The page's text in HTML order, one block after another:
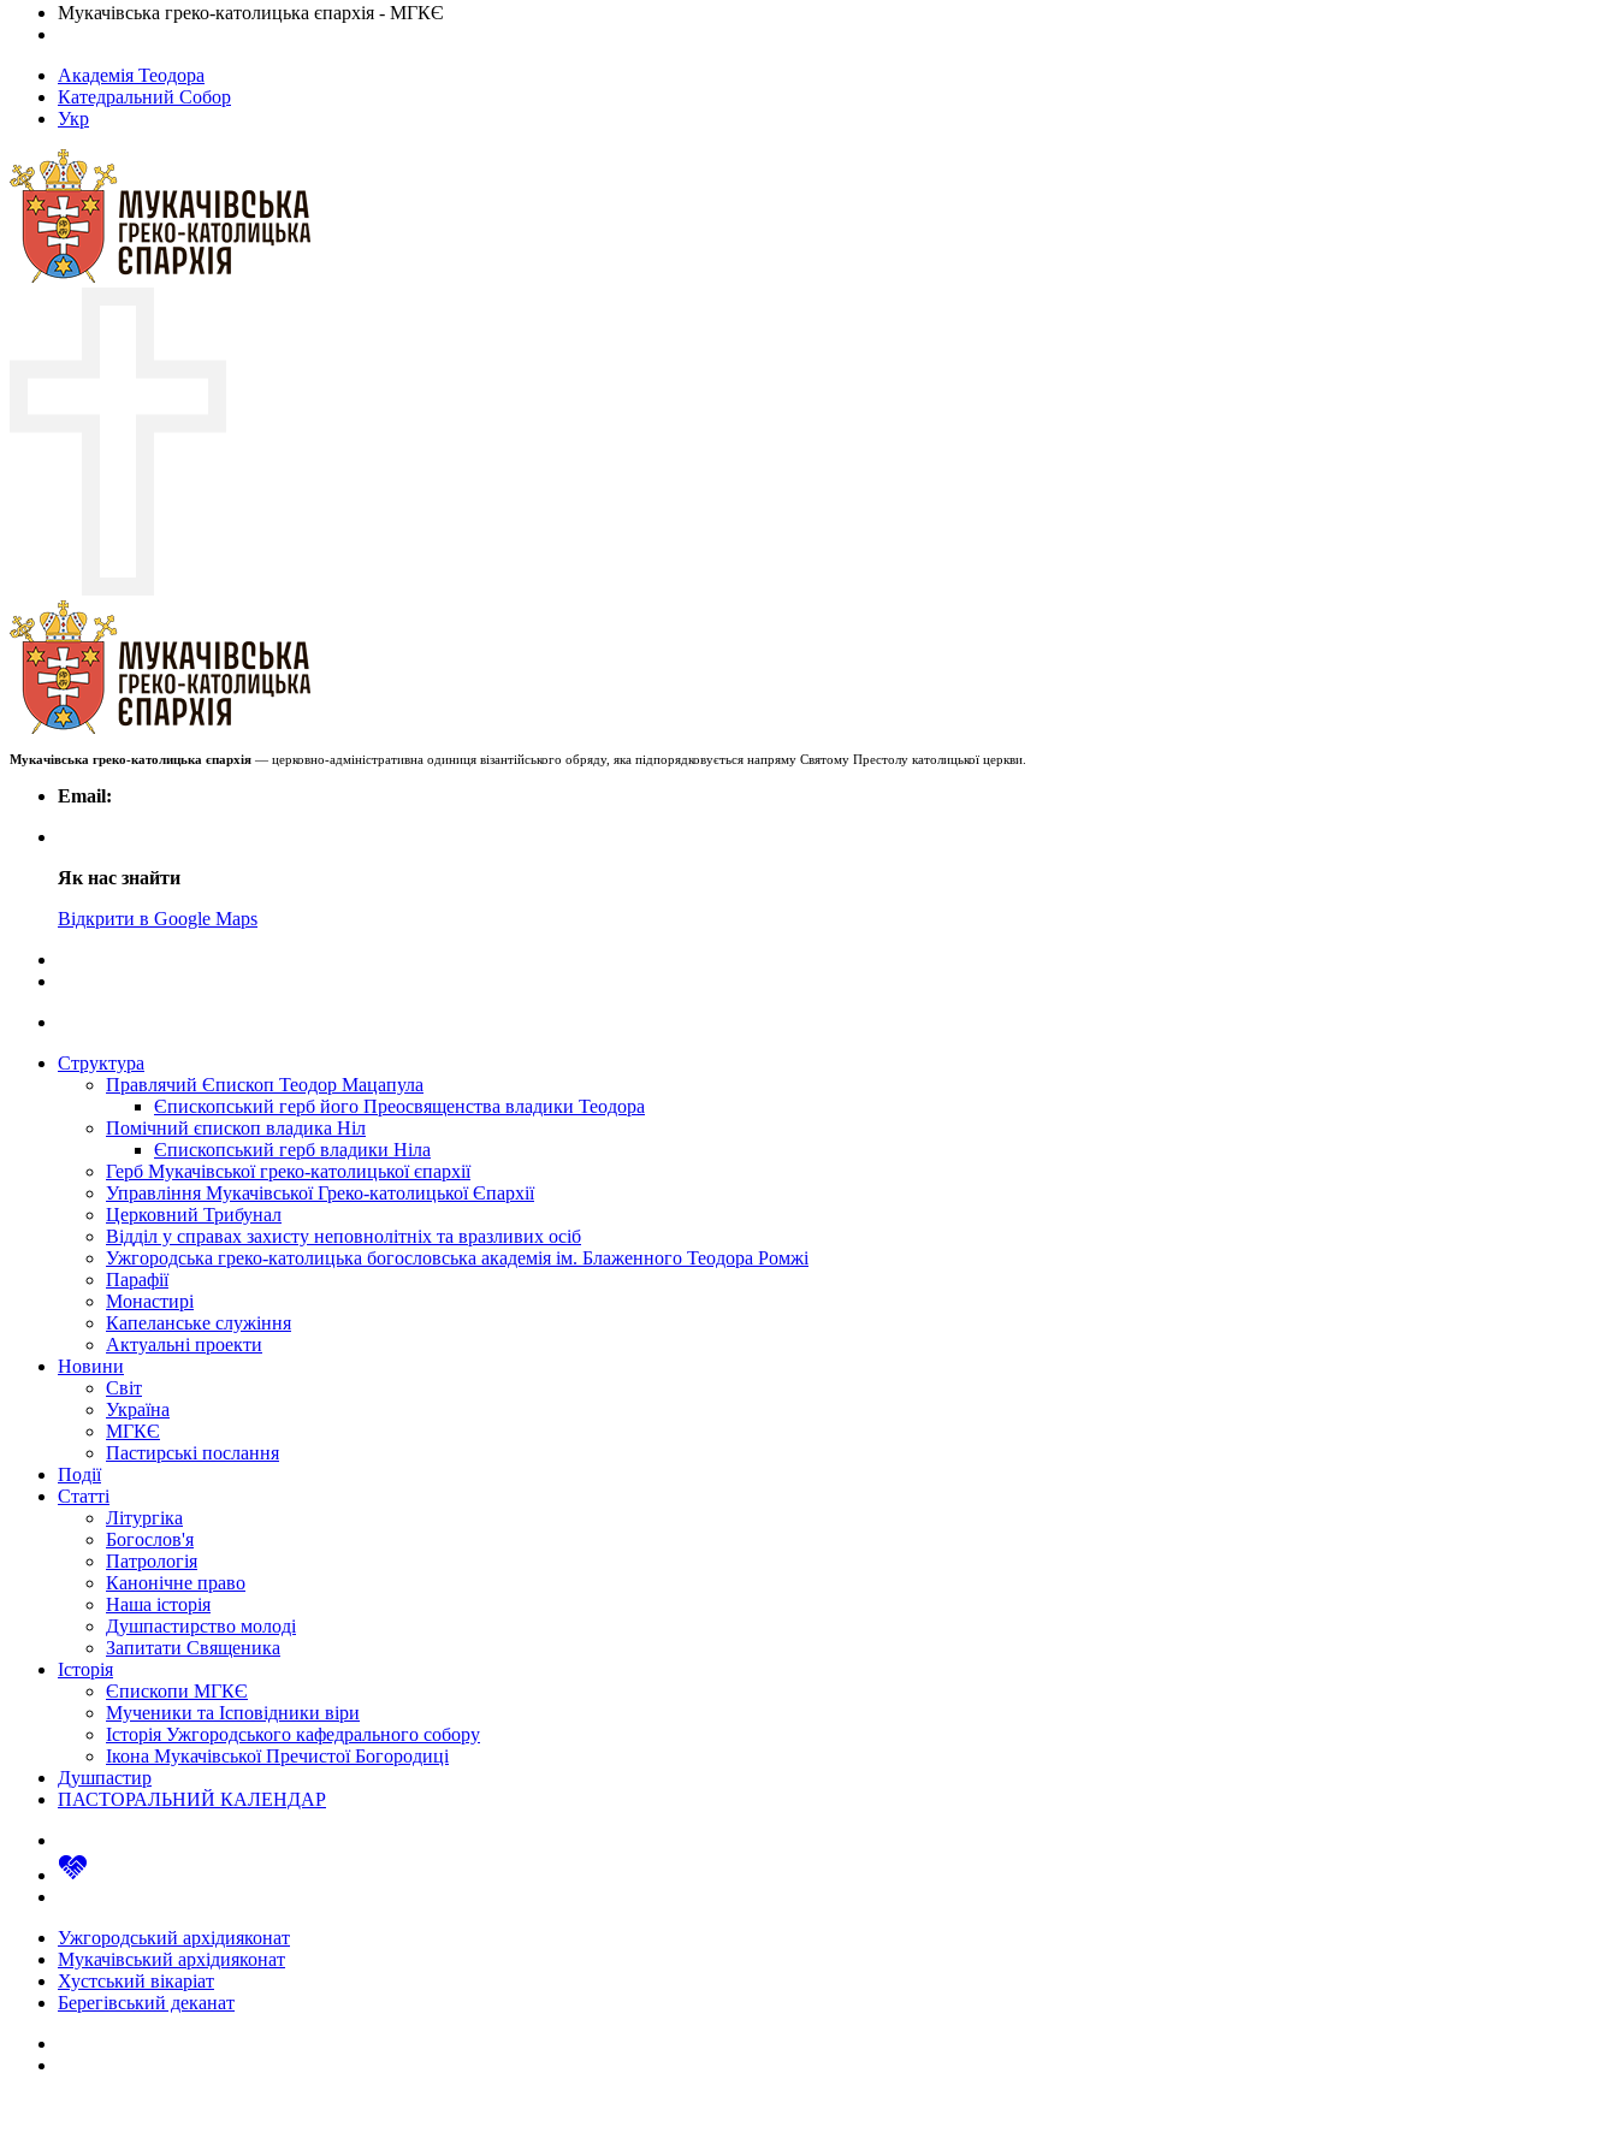
Мукачівська греко-католицька єпархія - МГКЄ
Академія Теодора
Катедральний Собор
Укр
Мукачівська греко-католицька єпархія — церковно-адміністративна одиниця візантійського обряду, яка підпорядковується напряму Святому Престолу католицької церкви.
Email:
Як нас знайти
Відкрити в Google Maps
Структура
Правлячий Єпископ Теодор Мацапула
Єпископський герб його Преосвященства владики Теодора
Помічний єпископ владика Ніл
Єпископський герб владики Ніла
Герб Мукачівської греко-католицької єпархії
Управління Мукачівської Греко-католицької Єпархії
Церковний Трибунал
Відділ у справах захисту неповнолітніх та вразливих осіб
Ужгородська греко-католицька богословська академія ім. Блаженного Теодора Ромжі
Парафії
Монастирі
Капеланське служіння
Актуальні проекти
Новини
Світ
Україна
МГКЄ
Пастирські послання
Події
Статті
Літургіка
Богослов'я
Патрологія
Канонічне право
Наша історія
Душпастирство молоді
Запитати Священика
Історія
Єпископи МГКЄ
Мученики та Ісповідники віри
Історія Ужгородського кафедрального собору
Ікона Мукачівської Пречистої Богородиці
Душпастир
ПАСТОРАЛЬНИЙ КАЛЕНДАР
Ужгородський архідияконат
Мукачівський архідияконат
Хустський вікаріат
Берегівський деканат